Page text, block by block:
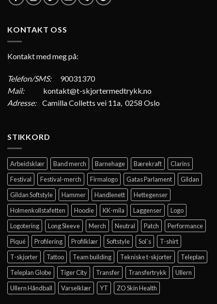
KONTAKT OSS
Kontakt med meg på:
Telefon/SMS:
90031370
Mail:
kontakt@t-skjortermedtrykk.no
Adresse: Camilla Colletts vei 11a, 0258 Oslo
STIKKORD
Arbeidsklær Band merch Barnehage Bærekraft
Clarins
Festival
Festival-merch Firmalogo Gatas Parlament
Gildan
Gildan Softstyle
Hammer Handlenett
Hettegenser
Holmenkollstafetten
Hoodie KK-mila Laggenser
Logo
Logotering
Long Sleeve Merch Neutral Patch
Performance
Piqué
Profilering Profilklær Softstyle Sol`s
T-shirt
T-skjorter
Tattoo Team building Tekniske t-skjorter
Teleplan
Teleplan Globe
Tiger City Transfer Transfertrykk
Ullern
Ullern Håndball
Varselklær YT ZO Skin Health